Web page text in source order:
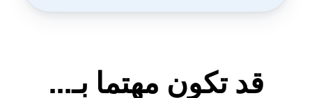
قد تكون مهتما بـ...